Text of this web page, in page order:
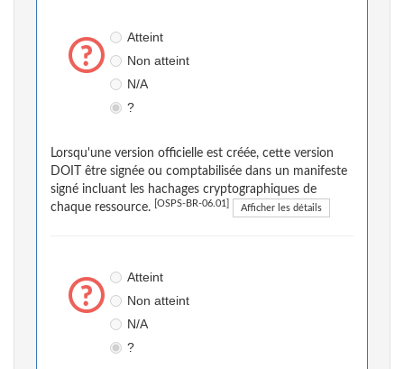
Atteint
Non atteint
N/A
?
Lorsqu'une version officielle est créée, cette version
DOIT être signée ou comptabilisée dans un manifeste
signé incluant les hachages cryptographiques de
chaque ressource.
[OSPS-BR-06.01] Afficher les détails
Atteint
Non atteint
N/A
?